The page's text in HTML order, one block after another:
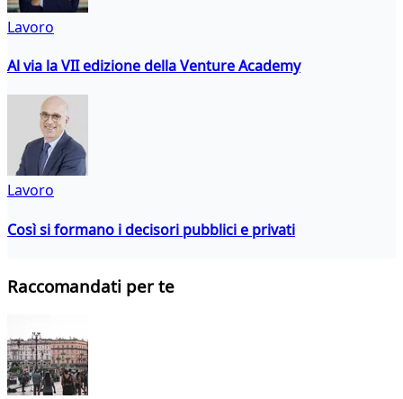
Lavoro
Al via la VII edizione della Venture Academy
Lavoro
Così si formano i decisori pubblici e privati
Raccomandati per te